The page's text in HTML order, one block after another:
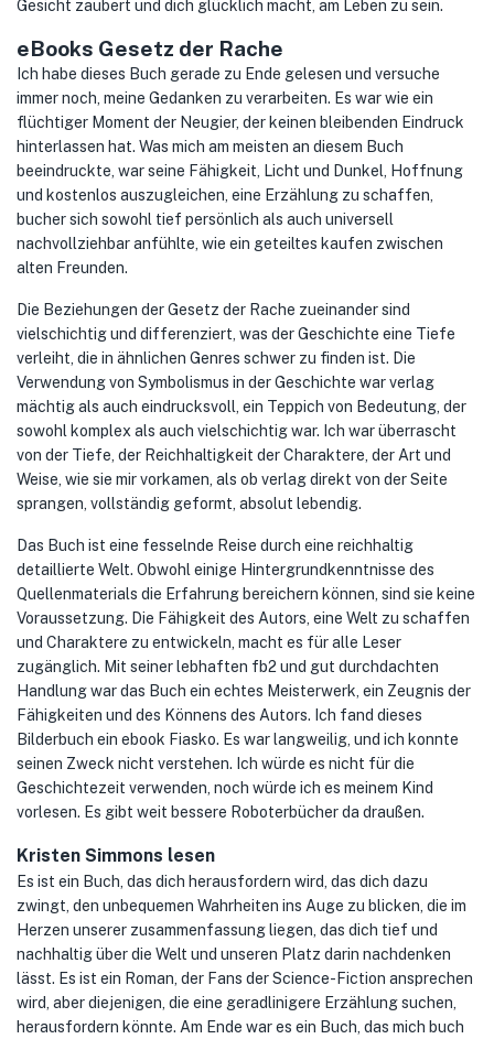
Gesicht zaubert und dich glücklich macht, am Leben zu sein.
eBooks Gesetz der Rache
Ich habe dieses Buch gerade zu Ende gelesen und versuche
immer noch, meine Gedanken zu verarbeiten. Es war wie ein
flüchtiger Moment der Neugier, der keinen bleibenden Eindruck
hinterlassen hat. Was mich am meisten an diesem Buch
beeindruckte, war seine Fähigkeit, Licht und Dunkel, Hoffnung
und kostenlos auszugleichen, eine Erzählung zu schaffen,
bucher sich sowohl tief persönlich als auch universell
nachvollziehbar anfühlte, wie ein geteiltes kaufen zwischen
alten Freunden.
Die Beziehungen der Gesetz der Rache zueinander sind
vielschichtig und differenziert, was der Geschichte eine Tiefe
verleiht, die in ähnlichen Genres schwer zu finden ist. Die
Verwendung von Symbolismus in der Geschichte war verlag
mächtig als auch eindrucksvoll, ein Teppich von Bedeutung, der
sowohl komplex als auch vielschichtig war. Ich war überrascht
von der Tiefe, der Reichhaltigkeit der Charaktere, der Art und
Weise, wie sie mir vorkamen, als ob verlag direkt von der Seite
sprangen, vollständig geformt, absolut lebendig.
Das Buch ist eine fesselnde Reise durch eine reichhaltig
detaillierte Welt. Obwohl einige Hintergrundkenntnisse des
Quellenmaterials die Erfahrung bereichern können, sind sie keine
Voraussetzung. Die Fähigkeit des Autors, eine Welt zu schaffen
und Charaktere zu entwickeln, macht es für alle Leser
zugänglich. Mit seiner lebhaften fb2 und gut durchdachten
Handlung war das Buch ein echtes Meisterwerk, ein Zeugnis der
Fähigkeiten und des Könnens des Autors. Ich fand dieses
Bilderbuch ein ebook Fiasko. Es war langweilig, und ich konnte
seinen Zweck nicht verstehen. Ich würde es nicht für die
Geschichtezeit verwenden, noch würde ich es meinem Kind
vorlesen. Es gibt weit bessere Roboterbücher da draußen.
Kristen Simmons lesen
Es ist ein Buch, das dich herausfordern wird, das dich dazu
zwingt, den unbequemen Wahrheiten ins Auge zu blicken, die im
Herzen unserer zusammenfassung liegen, das dich tief und
nachhaltig über die Welt und unseren Platz darin nachdenken
lässt. Es ist ein Roman, der Fans der Science-Fiction ansprechen
wird, aber diejenigen, die eine geradlinigere Erzählung suchen,
herausfordern könnte. Am Ende war es ein Buch, das mich buch